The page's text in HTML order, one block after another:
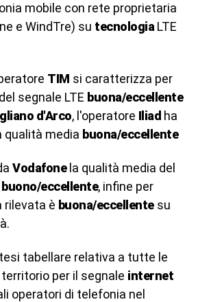
mobile con rete proprietaria
e WindTre) su tecnologia LTE
TIM si caratterizza per
segnale LTE buona/eccellente
d'Arco, l'operatore Iliad ha
qualità media buona/eccellente
Vodafonela qualità media del
buono/eccellente, infine per
è buona/eccellentesu
tabellare relativa a tutte le
per il segnale internet
operatori di telefonia nel